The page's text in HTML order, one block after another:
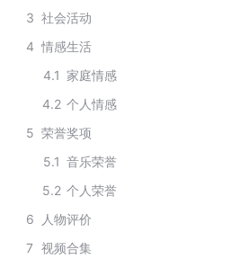
3 社会活动
4 情感生活
4.1 家庭情感
4.2 个人情感
5 荣誉奖项
5.1 音乐荣誉
5.2 个人荣誉
6
人物评价
7 视频合集